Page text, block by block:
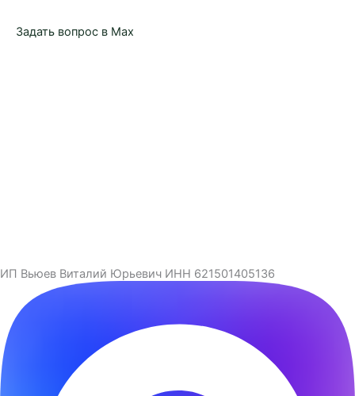
Задать вопрос в Max
ИП Вьюев Виталий Юрьевич ИНН 621501405136